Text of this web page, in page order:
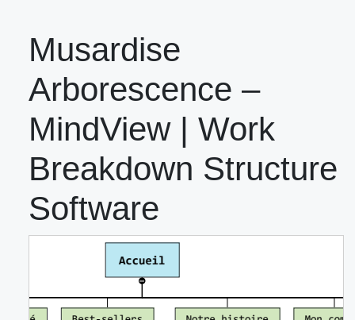
Musardise
Arborescence –
MindView | Work
Breakdown Structure
Software